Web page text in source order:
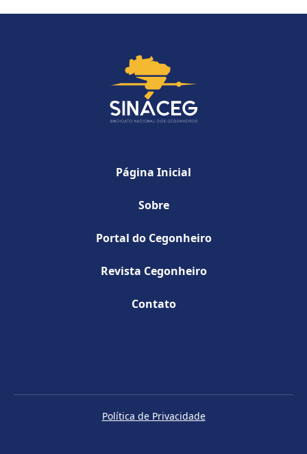
Página Inicial
Sobre
Portal do Cegonheiro
Revista Cegonheiro
Contato
Política de Privacidade